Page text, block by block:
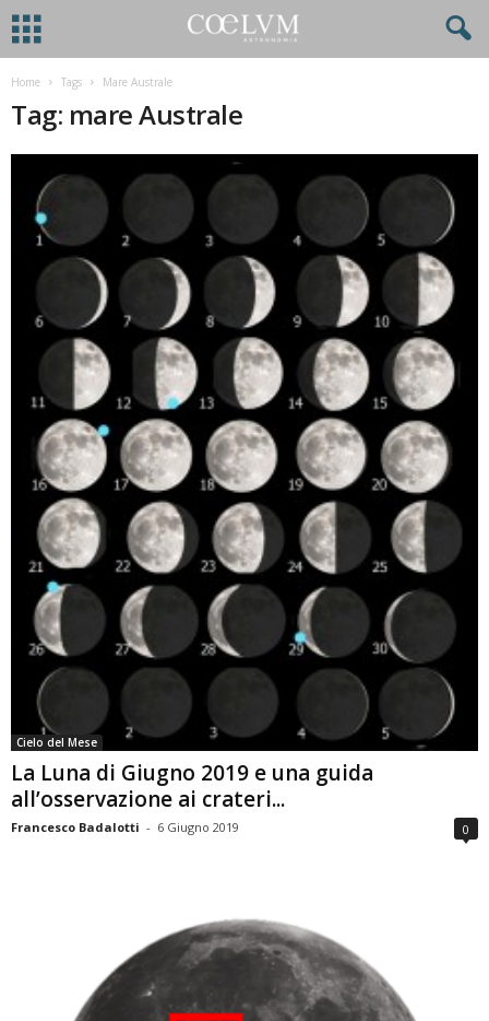
Home Tags Mare Australe
Tag: mare Australe
Cielo del Mese
La Luna di Giugno 2019 e una guida
all’osservazione ai crateri...
Francesco Badalotti - 6 Giugno 2019 0